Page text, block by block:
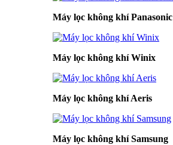
Máy lọc không khí Panasonic
Máy lọc không khí Winix
Máy lọc không khí Aeris
Máy lọc không khí Samsung